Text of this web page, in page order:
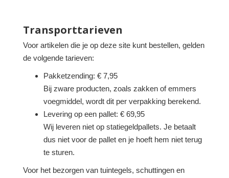
Transporttarieven
Voor artikelen die je op deze site kunt bestellen, gelden
de volgende tarieven:
Pakketzending: € 7,95
Bij zware producten, zoals zakken of emmers
voegmiddel, wordt dit per verpakking berekend.
Levering op een pallet: € 69,95
Wij leveren niet op statiegeldpallets. Je betaalt
dus niet voor de pallet en je hoeft hem niet terug
te sturen.
Voor het bezorgen van tuintegels, schuttingen en